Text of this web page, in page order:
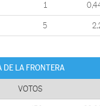
1
5
DE LA FRONTERA
VOTOS